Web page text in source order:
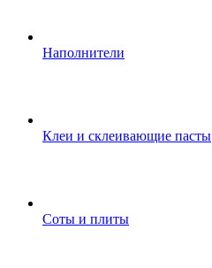
Наполнители
Клеи и склеивающие пасты
Соты и плиты